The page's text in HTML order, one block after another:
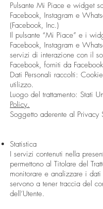
Pulsante Mi Piace e widget
Facebook, Instagram e
(Facebook, Inc.)
Il pulsante “Mi Piace” e i
Facebook, Instagram e
servizi di interazione con il
Facebook, forniti da
Dati Personali raccolti:
utilizzo.
Luogo del trattamento: Stati
Policy.
Soggetto aderente al Privacy
Statistica
I servizi contenuti nella
permettono al Titolare del
monitorare e analizzare i
servono a tener traccia del
dell’Utente.​